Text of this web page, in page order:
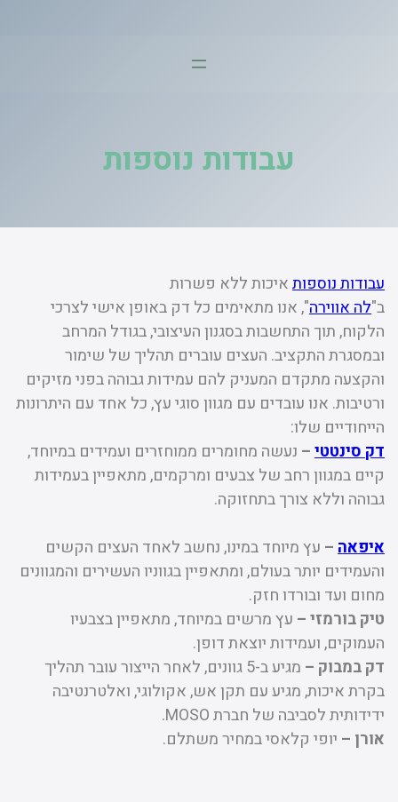
עבודות נוספות
עבודות נוספותאיכות ללא פשרות
ב"לה אווירה", אנו מתאימים כל דק באופן אישי לצרכי
הלקוח, תוך התחשבות בסגנון העיצובי, בגודל המרחב
ובמסגרת התקציב. העצים עוברים תהליך של שימור
והקצעה מתקדם המעניק להם עמידות גבוהה בפני מזיקים
ורטיבות. אנו עובדים עם מגוון סוגי עץ, כל אחד עם היתרונות
הייחודיים שלו:
דק סינטטי– נעשה מחומרים ממוחזרים ועמידים במיוחד,
קיים במגוון רחב של צבעים ומרקמים, מתאפיין בעמידות
גבוהה וללא צורך בתחזוקה.
איפאה– עץ מיוחד במינו, נחשב לאחד העצים הקשים
והעמידים יותר בעולם, ומתאפיין בגווניו העשירים והמגוונים
מחום ועד ובורדו חזק.
טיק בורמזי – עץ מרשים במיוחד, מתאפיין בצבעיו
העמוקים, ועמידות יוצאת דופן.
דק במבוק –
מגיע ב-5 גוונים, לאחר הייצור עובר תהליך
בקרת איכות, מגיע עם תקן אש, אקולוגי, ואלטרנטיבה
ידידותית לסביבה של חברת MOSO.
אורן – יופי קלאסי במחיר משתלם.